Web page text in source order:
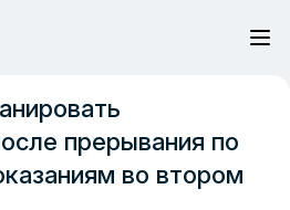
прерывания по
во втором